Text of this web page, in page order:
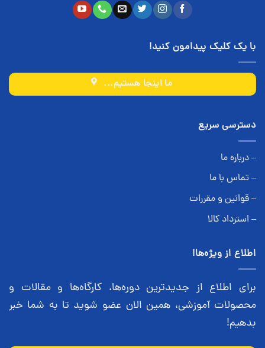
با یک کلیک پیدامون کنید!
ما اینجا هستیم...
دسترسی سریع
– درباره ما
– تماس با ما
– قوانین و مقررات
– استرداد کالا
اطلاع از ویژه‌ها!
برای اطلاع از جدیدترین دوره‌ها، کارگاه‌ها و مقالات و
محصولات آموزشی، همین الان عضو شوید تا به شما خبر
بدهیم!